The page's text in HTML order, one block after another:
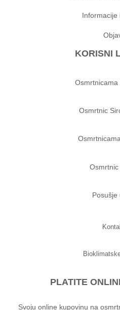
Informacije
KORISNI
Osmrtnicama
Osmrtnic
Osmrtnic
Posušje
PLATITE
Svoju online kupovinu na